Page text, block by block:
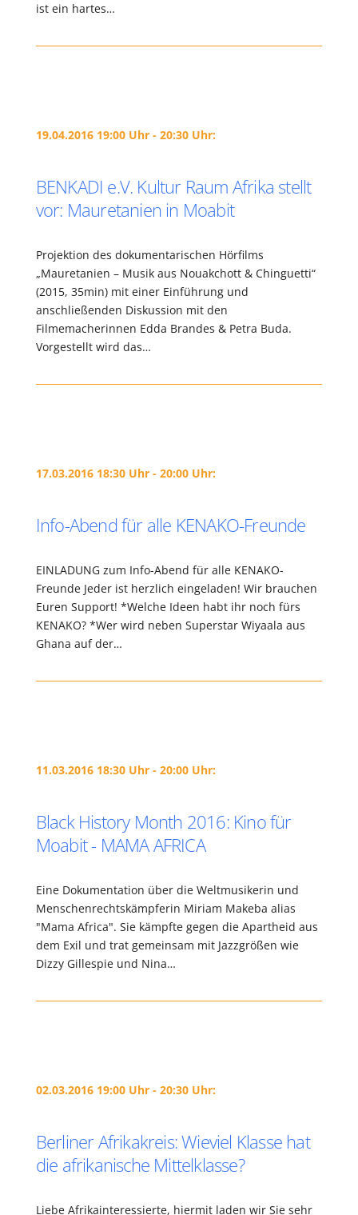
ist ein hartes…
19.04.2016 19:00 Uhr - 20:30 Uhr:
BENKADI e.V. Kultur Raum Afrika stellt
vor: Mauretanien in Moabit
Projektion des dokumentarischen Hörfilms
„Mauretanien – Musik aus Nouakchott & Chinguetti“
(2015, 35min) mit einer Einführung und
anschließenden Diskussion mit den
Filmemacherinnen Edda Brandes & Petra Buda.
Vorgestellt wird das…
17.03.2016 18:30 Uhr - 20:00 Uhr:
Info-Abend für alle KENAKO-Freunde
EINLADUNG zum Info-Abend für alle KENAKO-
Freunde Jeder ist herzlich eingeladen! Wir brauchen
Euren Support! *Welche Ideen habt ihr noch fürs
KENAKO? *Wer wird neben Superstar Wiyaala aus
Ghana auf der…
11.03.2016 18:30 Uhr - 20:00 Uhr:
Black History Month 2016: Kino für
Moabit - MAMA AFRICA
Eine Dokumentation über die Weltmusikerin und
Menschenrechtskämpferin Miriam Makeba alias
"Mama Africa". Sie kämpfte gegen die Apartheid aus
dem Exil und trat gemeinsam mit Jazzgrößen wie
Dizzy Gillespie und Nina…
02.03.2016 19:00 Uhr - 20:30 Uhr:
Berliner Afrikakreis: Wieviel Klasse hat
die afrikanische Mittelklasse?
Liebe Afrikainteressierte, hiermit laden wir Sie sehr